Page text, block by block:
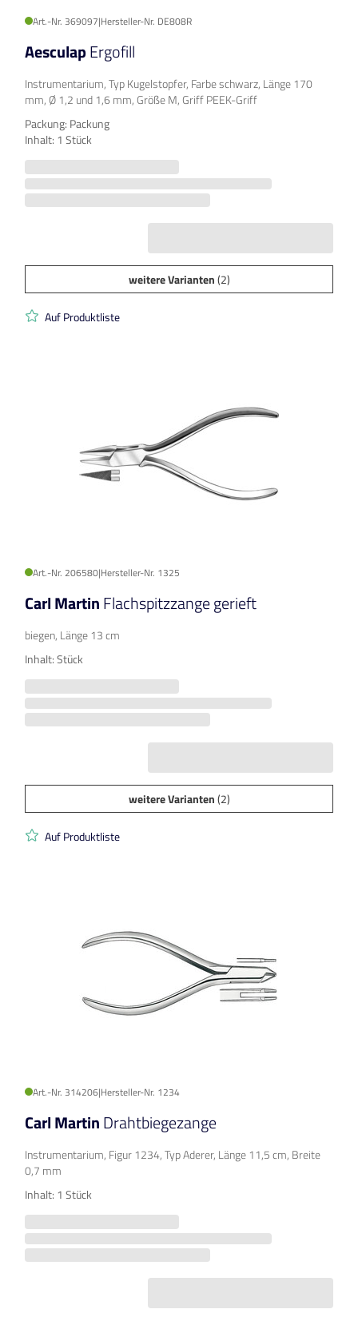
Art.-Nr. 369097|Hersteller-Nr. DE808R
AesculapErgofill
Instrumentarium, Typ Kugelstopfer, Farbe schwarz, Länge 170
mm, Ø 1,2 und 1,6 mm, Größe M, Griff PEEK-Griff
Packung: Packung
Inhalt: 1 Stück
weitere Varianten(2)
Auf Produktliste
Art.-Nr. 206580|Hersteller-Nr. 1325
Carl MartinFlachspitzzange gerieft
biegen, Länge 13 cm
Inhalt: Stück
weitere Varianten(2)
Auf Produktliste
Art.-Nr. 314206|Hersteller-Nr. 1234
Carl MartinDrahtbiegezange
Instrumentarium, Figur 1234, Typ Aderer, Länge 11,5 cm, Breite
0,7 mm
Inhalt: 1 Stück